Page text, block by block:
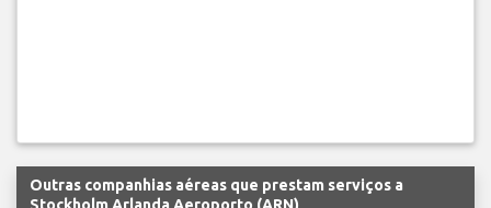
Outras companhias aéreas que prestam serviços a
Stockholm Arlanda Aeroporto (ARN)